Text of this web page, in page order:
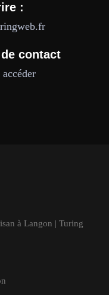
:
contact
à Langon | Turing